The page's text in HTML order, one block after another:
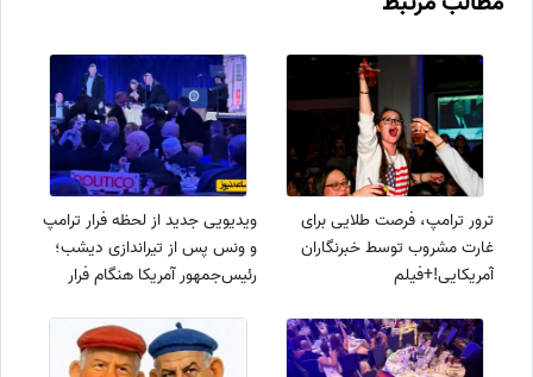
ترور ترامپ، فرصت طلایی برای
غارت مشروب توسط خبرنگاران
آمریکایی!+فیلم
ویدیویی جدید از لحظه فرار ترامپ
و ونس پس از تیراندازی دیشب؛
رئیس‌جمهور آمریکا هنگام فرار